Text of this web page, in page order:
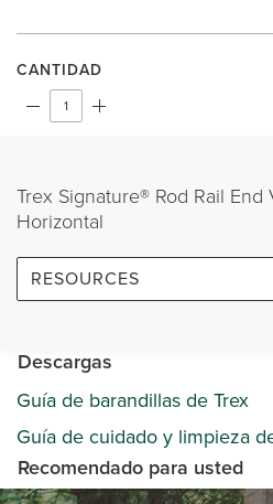
CANTIDAD
Trex Signature® Rod Rail
Horizontal
RESOURCES
Descargas
Guía de barandillas de Trex
Guía de cuidado y limpieza
Recomendado para usted